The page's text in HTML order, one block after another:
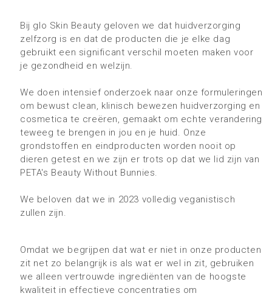
Bij glo Skin Beauty geloven we dat huidverzorging
zelfzorg is en dat de producten die je elke dag
gebruikt een significant verschil moeten maken voor
je gezondheid en welzijn.
We doen intensief onderzoek naar onze formuleringen
om bewust clean, klinisch bewezen huidverzorging en
cosmetica te creëren, gemaakt om echte verandering
teweeg te brengen in jou en je huid. Onze
grondstoffen en eindproducten worden nooit op
dieren getest en we zijn er trots op dat we lid zijn van
PETA's Beauty Without Bunnies.
We beloven dat we in 2023 volledig veganistisch
zullen zijn.
Omdat we begrijpen dat wat er niet in onze producten
zit net zo belangrijk is als wat er wel in zit, gebruiken
we alleen vertrouwde ingrediënten van de hoogste
kwaliteit in effectieve concentraties om